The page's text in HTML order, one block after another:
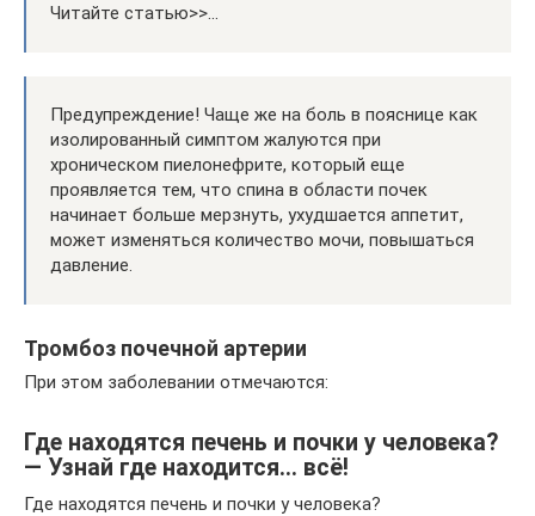
Читайте статью>>…
Предупреждение! Чаще же на боль в пояснице как
изолированный симптом жалуются при
хроническом пиелонефрите, который еще
проявляется тем, что спина в области почек
начинает больше мерзнуть, ухудшается аппетит,
может изменяться количество мочи, повышаться
давление.
Тромбоз почечной артерии
При этом заболевании отмечаются:
Где находятся печень и почки у человека?
— Узнай где находится… всё!
Где находятся печень и почки у человека?